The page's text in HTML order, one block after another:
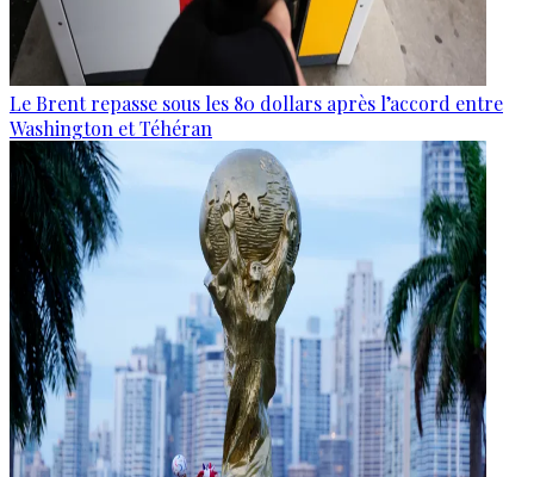
Le Brent repasse sous les 80 dollars après l’accord entre
Washington et Téhéran